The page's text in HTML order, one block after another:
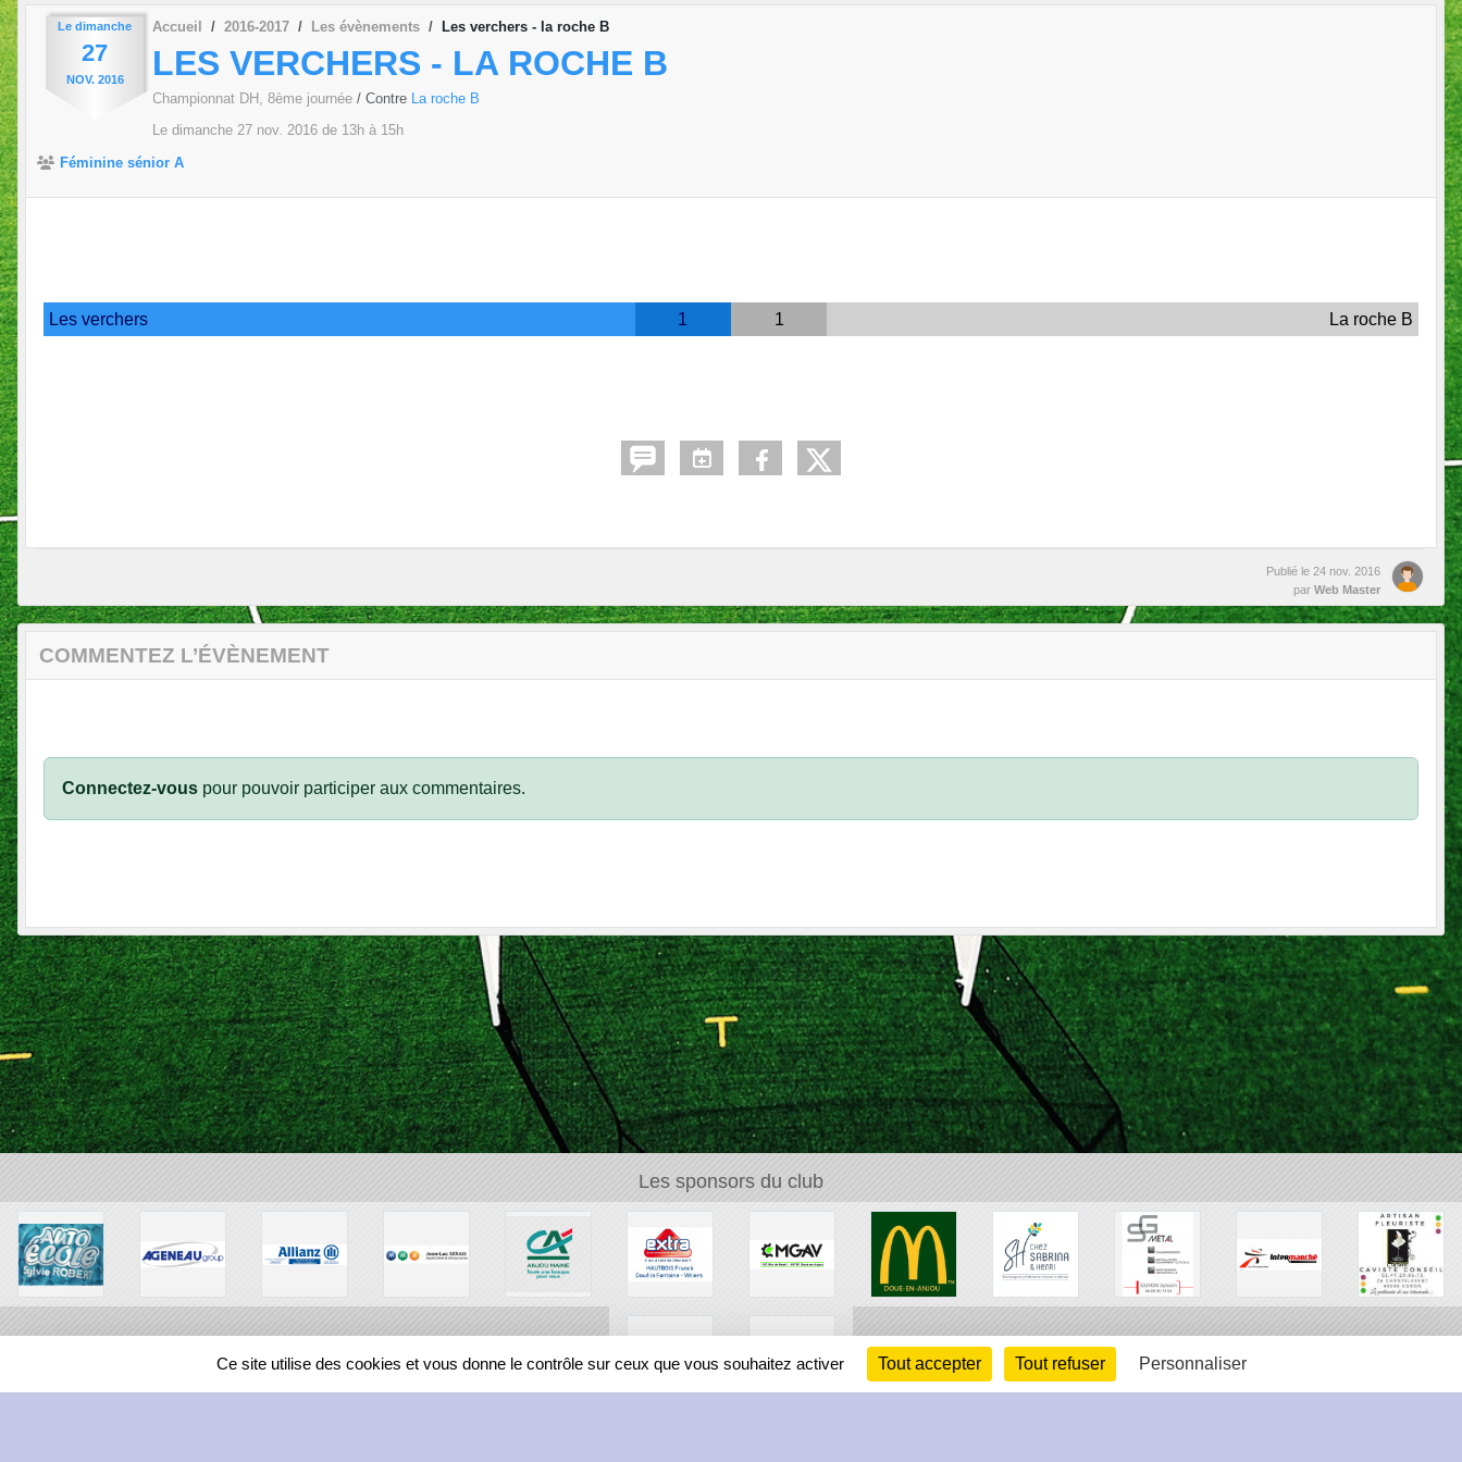
Le dimanche
27
NOV. 2016
Accueil 2016-2017 Les évènements Les verchers - la roche B
LES VERCHERS - LA ROCHE B
Championnat DH, 8ème journée / Contre La roche B
Le dimanche 27 nov. 2016 de 13h à 15h
Féminine sénior A
Les verchers 1 1 La roche B
Publié le 24 nov. 2016
par Web Master
COMMENTEZ L’ÉVÈNEMENT
Connectez-vous pour pouvoir participer aux commentaires.
Les sponsors du club
Ce site utilise des cookies et vous donne le contrôle sur ceux que vous souhaitez activer Tout accepter Tout refuser Personnaliser